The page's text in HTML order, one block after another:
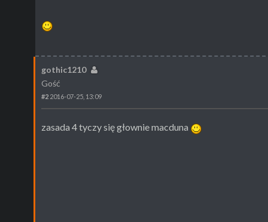
gothic1210
Gość
#2 2016-07-25, 13:09
zasada 4 tyczy się głownie macduna